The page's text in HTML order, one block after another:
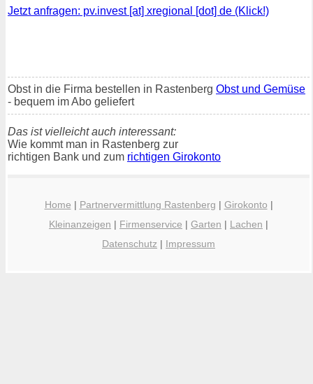
Jetzt anfragen: pv.invest [at] xregional [dot] de (Klick!)
Obst in die Firma bestellen in Rastenberg Obst und Gemüse
- bequem im Abo geliefert
Das ist vielleicht auch interessant:
Wie kommt man in Rastenberg zur
richtigen Bank und zum richtigen Girokonto
Home | Partnervermittlung Rastenberg | Girokonto |
Kleinanzeigen | Firmenservice | Garten | Lachen |
Datenschutz | Impressum